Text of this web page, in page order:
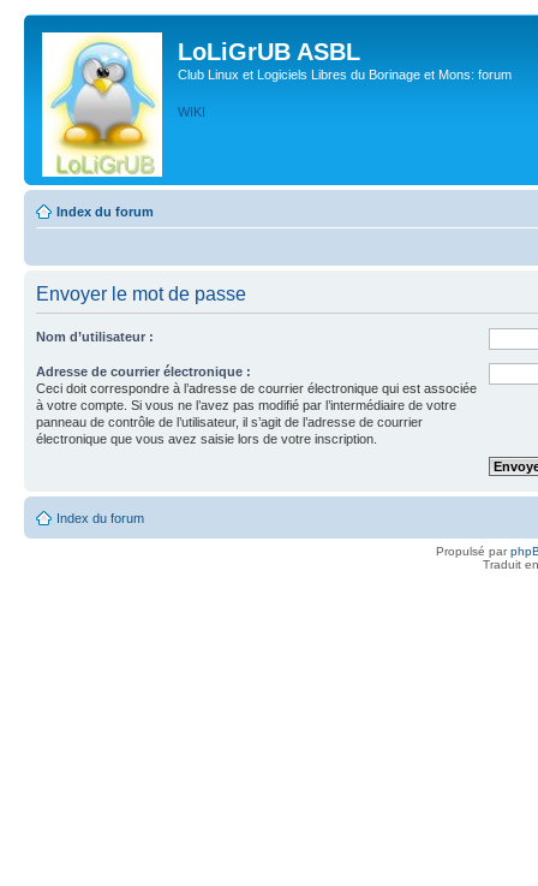
LoLiGrUB ASBL
Club Linux et Logiciels Libres du Borinage et Mons: forum
WIKI
Index du forum
Envoyer le mot de passe
Nom d’utilisateur :
Adresse de courrier électronique :
Ceci doit correspondre à l’adresse de courrier électronique qui est associée
à votre compte. Si vous ne l’avez pas modifié par l’intermédiaire de votre
panneau de contrôle de l’utilisateur, il s’agit de l’adresse de courrier
électronique que vous avez saisie lors de votre inscription.
Index du forum
Propulsé par
Traduit